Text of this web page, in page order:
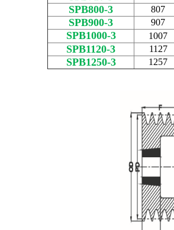
SPB800-3 807
SPB900-3 907
SPB1000-3 1007
SPB1120-3 1127
SPB1250-3 1257